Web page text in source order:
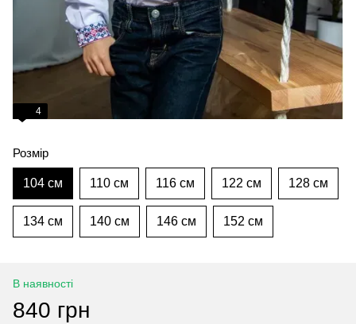
4
Розмір
104 см 110 см 116 см 122 см 128 см
134 см 140 см 146 см 152 см
В наявності
840 грн